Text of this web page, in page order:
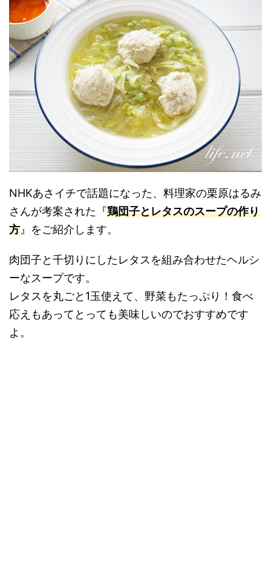
NHKあさイチで話題になった、料理家の栗原はるみ
さんが考案された『鶏団子とレタスのスープの作り
方 』をご紹介します。
肉団子と千切りにしたレタスを組み合わせたヘルシ
ーなスープです。
レタスを丸ごと1玉使えて、野菜もたっぷり！食べ
応えもあってとっても美味しいのでおすすめです
よ。